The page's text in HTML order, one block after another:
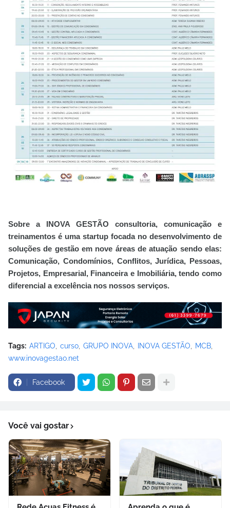
Sobre a INOVA GESTÃO consultoria, comunicação e
treinamentos é uma startup focada no desenvolvimento de
soluções de gestão em nove áreas de atuação sendo elas:
Comunicação, Condomínios, Conflitos, Jurídica, Pessoas,
Projetos, Empresarial, Financeira e Imobiliária, tendo como
diferencial a excelência nos nossos serviços.
Tags: ARTIGO curso GRUPO INOVA INOVA GESTÃO
MCB
www.inovagestao.net
Facebook
Você vai gostar